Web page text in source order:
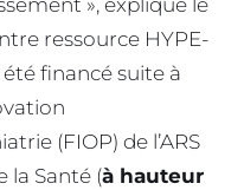
ressource HYPE-
financé suite à
(FIOP) de l’ARS
la Santé (à hauteur